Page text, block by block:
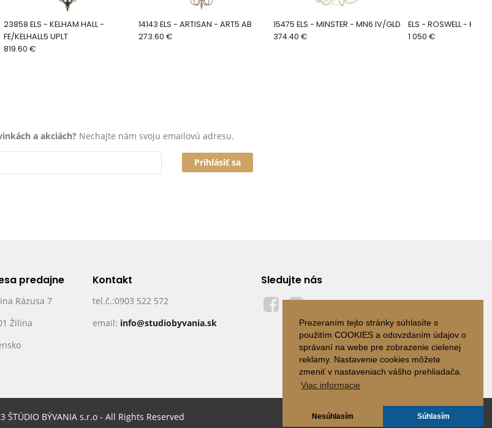
Prezeraním tejto stránky súhlasíte s
použitím COOKIES a odovzdaním údajov o
správaní na webe pre zobrazenie cielenej
reklamy. Nastavenie cookies môžete
zmeniť v nastaveniach vášho prehliadača.
Viac informacie
Nesúhlasím Súhlasím
23858 ELS - KELHAM HALL -
FE/KELHALL5 UPLT
819.60 €
14143 ELS - ARTISAN - ART5 AB
273.60 €
15475 ELS - MINSTER - MN6 IV/GLD
374.40 €
ELS - ROSWELL - KL/
1 050 €
a akciách? Nechajte nám svoju emailovú adresu.
Prihlásiť sa
predajne
Rázusa 7
Žilina
Kontakt
tel.č.:0903 522 572
email: info@studiobyvania.sk
Sledujte nás
ŠTÚDIO BÝVANIA s.r.o - All Rights Reserved